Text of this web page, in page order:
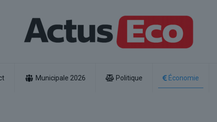
Municipale 2026 Politique Économie